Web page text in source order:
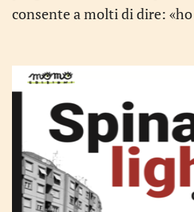
consente a molti di dire: «ho